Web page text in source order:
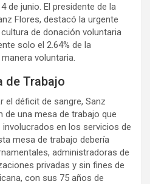
de junio. El presidente de la
Flores, destacó la urgente
de donación voluntaria
solo el 2.64% de la
voluntaria.
de Trabajo
el déficit de sangre, Sanz
de una mesa de trabajo que
en los servicios de
mesa de trabajo debería
administradoras de
privadas y sin fines de
con sus 75 años de